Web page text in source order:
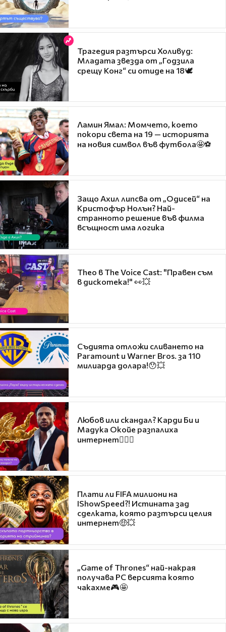
Трагедия разтърси Холивуд:
Младата звезда от „Годзила
срещу Конг“ си отиде на 18🕊️
Ламин Ямал: Момчето, което
покори света на 19 — историята
на новия символ във футбола🤩⚽
Защо Ахил липсва от „Одисей“ на
Кристофър Нолън? Най-
странното решение във филма
всъщност има логика
Theo в The Voice Cast: "Правен съм
в дискотека!" 👀💥
Съдията отложи сливането на
Paramount и Warner Bros. за 110
милиарда долара!😯💥
Любов или скандал? Карди Би и
Мадука Окойе разпалиха
интернет❤️‍🔥🔥
Плати ли FIFA милиони на
IShowSpeed?! Истината зад
сделката, която разтърси целия
интернет🤑💥
„Game of Thrones“ най-накрая
получава PC версията която
чакахме🎮🤩